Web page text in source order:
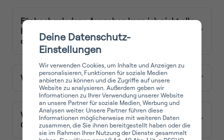
Deine Datenschutz-
Einstellungen
Wir verwenden Cookies, um Inhalte und Anzeigen zu
personalisieren, Funktionen für soziale Medien
anbieten zu können und die Zugriffe auf unsere
Website zu analysieren. Außerdem geben wir
Informationen zu Ihrer Verwendung unserer Website
an unsere Partner für soziale Medien, Werbung und
Analysen weiter. Unsere Partner führen diese
Informationen möglicherweise mit weiteren Daten
zusammen, die Sie ihnen bereitgestellt haben oder die
sie im Rahmen Ihrer Nutzung der Dienste gesammelt
Für hochgeladene Ausgaben kann ich nicht alle
Kategorien auswählen, z.B. GWG. Woran liegt
das?
Wie kann ich Rechnungen empfangen?
Wie können ausgestellte oder eingelöste
Gutscheine gebucht werden?